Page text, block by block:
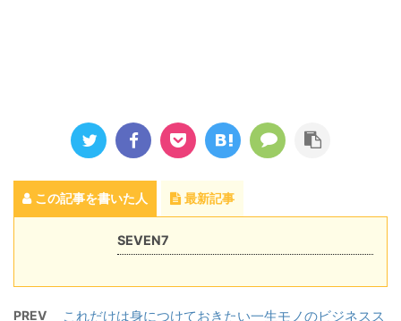
この記事を書いた人 最新記事
SEVEN7
PREV
これだけは身につけておきたい一生モノのビジネスス